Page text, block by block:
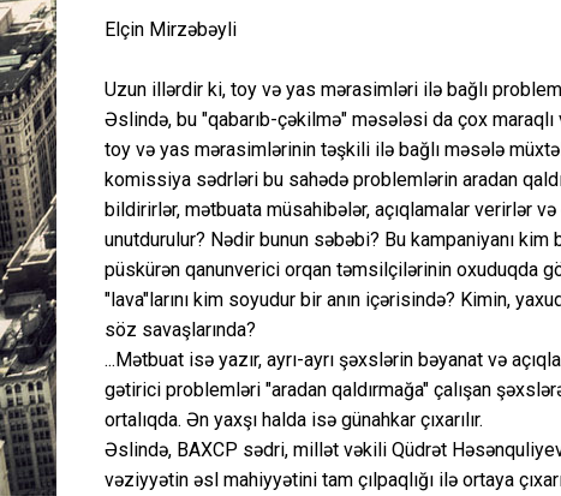
Elçin Mirzəbəyli
Uzun illərdir ki, toy və yas mərasimləri ilə bağlı
Əslində, bu "qabarıb-çəkilmə" məsələsi da çox
toy və yas mərasimlərinin təşkili ilə bağlı məsələ
komissiya sədrləri bu sahədə problemlərin aradan
bildirirlər, mətbuata müsahibələr, açıqlamalar verirlər
unutdurulur? Nədir bunun səbəbi? Bu kampaniyanı kim
püskürən qanunverici orqan təmsilçilərinin oxuduqda
"lava"larını kim soyudur bir anın içərisində? Kimin,
söz savaşlarında?
...Mətbuat isə yazır, ayrı-ayrı şəxslərin bəyanat və
gətirici problemləri "aradan qaldırmağa" çalışan
ortalıqda. Ən yaxşı halda isə günahkar çıxarılır.
Əslində, BAXCP sədri, millət vəkili Qüdrət
vəziyyətin əsl mahiyyətini tam çılpaqlığı ilə ortaya